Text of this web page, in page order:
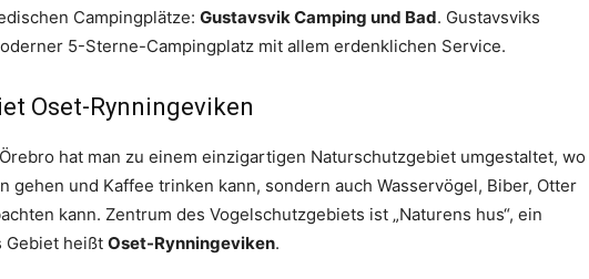
Campingplätze: Gustavsvik Camping und Bad. Gustavsviks
5-Sterne-Campingplatz mit allem erdenklichen Service.
Oset-Rynningeviken
hat man zu einem einzigartigen Naturschutzgebiet umgestaltet, wo
gehen und Kaffee trinken kann, sondern auch Wasservögel, Biber, Otter
kann. Zentrum des Vogelschutzgebiets ist „Naturens hus“, ein
Gebiet heißt Oset-Rynningeviken.